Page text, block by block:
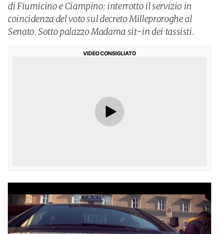
di Fiumicino e Ciampino: interrotto il servizio in
coincidenza del voto sul decreto Milleproroghe al
Senato. Sotto palazzo Madama sit-in dei tassisti.
VIDEO CONSIGLIATO